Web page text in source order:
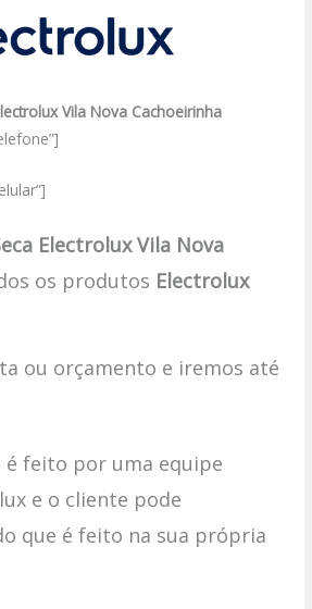
Vila Nova Cachoeirinha
Electrolux Vila Nova
os produtos Electrolux
ou orçamento e iremos até
feito por uma equipe
e o cliente pode
que é feito na sua própria